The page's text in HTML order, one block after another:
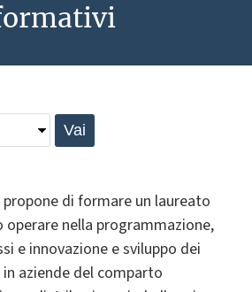
di formare un laureato
nella programmazione,
e innovazione e sviluppo dei
aziende del comparto
Vai